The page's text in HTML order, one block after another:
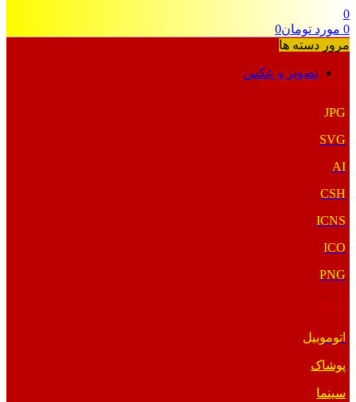
0
0 مورد تومان0
مرور دسته ها
تصویر و عکس
فرمت‌های خاص
JPG
SVG
AI
CSH
ICNS
ICO
PNG
اتوموبیل
پوشاک
سینما